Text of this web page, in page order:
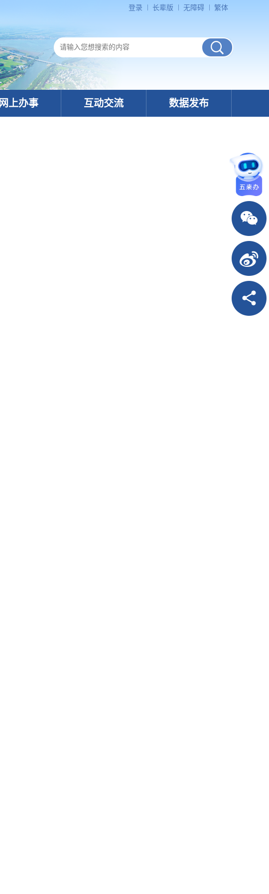
登录 长辈版 无障碍 繁体
网上办事 互动交流 数据发布